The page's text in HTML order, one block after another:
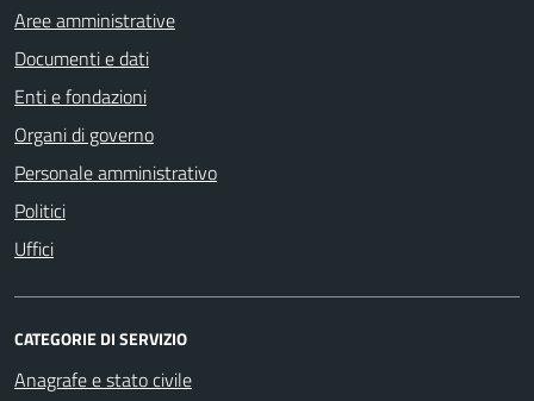
Aree amministrative
Documenti e dati
Enti e fondazioni
Organi di governo
Personale amministrativo
Politici
Uffici
CATEGORIE DI SERVIZIO
Anagrafe e stato civile